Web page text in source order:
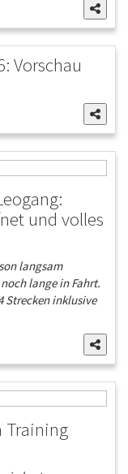
Vorschau
und volles
langsam
lange in Fahrt.
Strecken inklusive
Training